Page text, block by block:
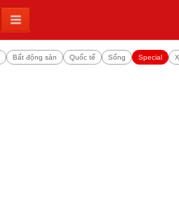
Bất động sản Quốc tế Sống Special